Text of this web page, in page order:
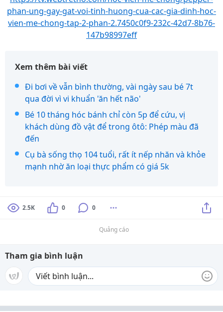
phan-ung-gay-gat-voi-tinh-huong-cua-cac-gia-dinh-hoc-
vien-me-chong-tap-2-phan-2.7450c0f9-232c-42d7-8b76-
147b98997eff
Xem thêm bài viết
Đi bơi về vẫn bình thường, vài ngày sau bé 7t
qua đời vì vi khuẩn 'ăn hết não'
Bé 10 tháng hóc bánh chỉ còn 5p để cứu, vị
khách dùng đồ vật để trong ôtô: Phép màu đã
đến
Cụ bà sống thọ 104 tuổi, rất ít nếp nhăn và khỏe
mạnh nhờ ăn loại thực phẩm có giá 5k
2.5K 0 0
Quảng cáo
Tham gia bình luận